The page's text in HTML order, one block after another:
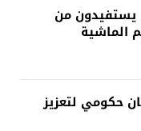
يستفيدون من
الماشية
حكومي لتعزيز